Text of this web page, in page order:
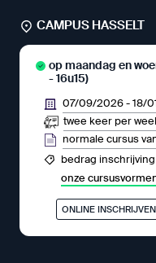
CAMPUS HASSELT
op maandag en
- 16u15)
07/09/2026-18/
twee keer per
normale cursus
bedrag inschrijving
onze
ONLINE INSCHRIJVEN